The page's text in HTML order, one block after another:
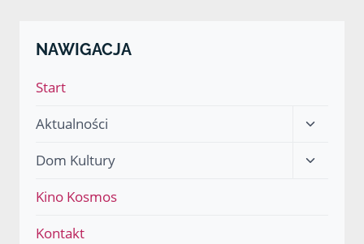
NAWIGACJA
Start
Aktualności
Przełącz
Dom Kultury
Przełącz
Kino Kosmos
Kontakt